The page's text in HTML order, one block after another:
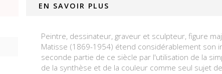
EN SAVOIR PLUS
Peintre, dessinateur, graveur et sculpteur, figure
Matisse (1869-1954) étend considérablement son
seconde partie de ce siècle par l'utilisation de la
de la synthèse et de la couleur comme seul sujet